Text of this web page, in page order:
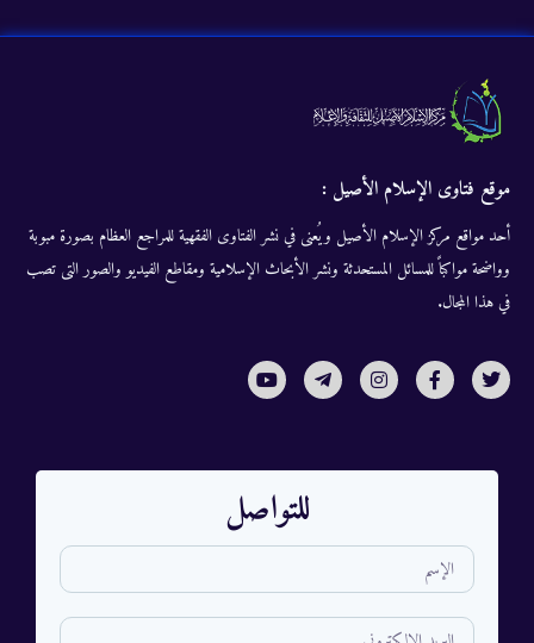
موقع فتاوى الإسلام الأصيل :
أحد مواقع مركز الإسلام الأصيل ويُعنى في نشر الفتاوى الفقهية للمراجع العظام بصورة مبوبة
وواضحة مواكباً للمسائل المستحدثة ونشر الأبحاث الإسلامية ومقاطع الفيديو والصور التى تصب
في هذا المجال.
للتواصل